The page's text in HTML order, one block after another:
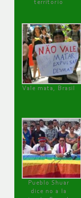
territorio
Vale mata, Brasil
Pueblo Shuar
dice no a la